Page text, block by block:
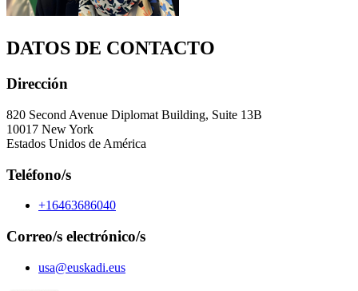
DATOS DE CONTACTO
Dirección
820 Second Avenue Diplomat Building, Suite 13B
10017 New York
Estados Unidos de América
Teléfono/s
+16463686040
Correo/s electrónico/s
usa@euskadi.eus